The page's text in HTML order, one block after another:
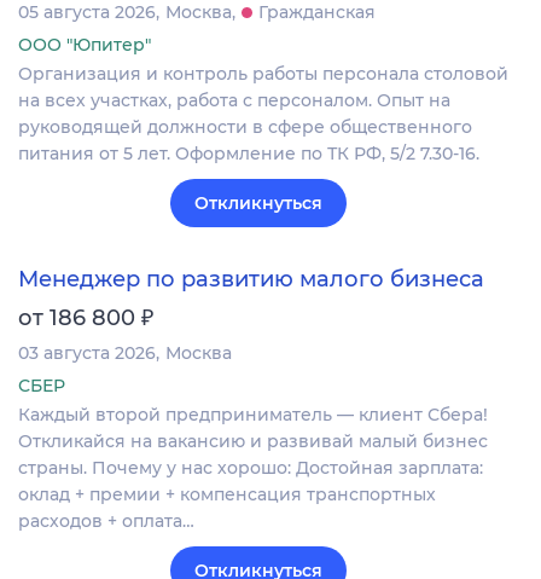
05 августа 2026 Москва
Гражданская
ООО "Юпитер"
Организация и контроль работы персонала столовой
на всех участках, работа с персоналом. Опыт на
руководящей должности в сфере общественного
питания от 5 лет. Оформление по ТК РФ, 5/2 7.30-16.
Откликнуться
Менеджер по развитию малого бизнеса
от 186 800 ₽
03 августа 2026 Москва
СБЕР
Каждый второй предприниматель — клиент Сбера!
Откликайся на вакансию и развивай малый бизнес
страны. Почему у нас хорошо: Достойная зарплата:
оклад + премии + компенсация транспортных
расходов + оплата…
Откликнуться